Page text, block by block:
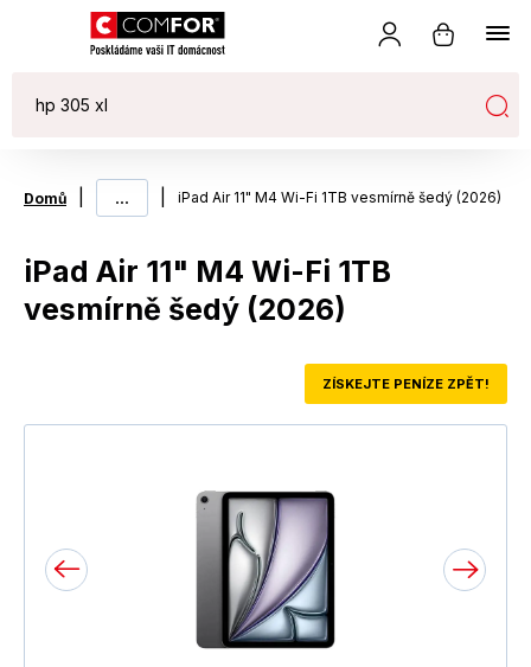
Domů ... iPad Air 11" M4 Wi-Fi 1TB vesmírně šedý (2026)
iPad Air 11" M4 Wi-Fi 1TB
vesmírně šedý (2026)
ZÍSKEJTE PENÍZE ZPĚT!